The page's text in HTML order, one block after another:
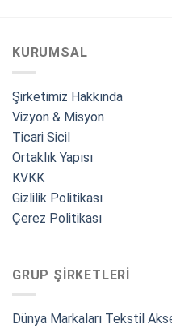
KURUMSAL
Şirketimiz Hakkında
Vizyon & Misyon
Ticari Sicil
Ortaklık Yapısı
KVKK
Gizlilik Politikası
Çerez Politikası
GRUP ŞIRKETLERI
Dünya Markaları Tekstil